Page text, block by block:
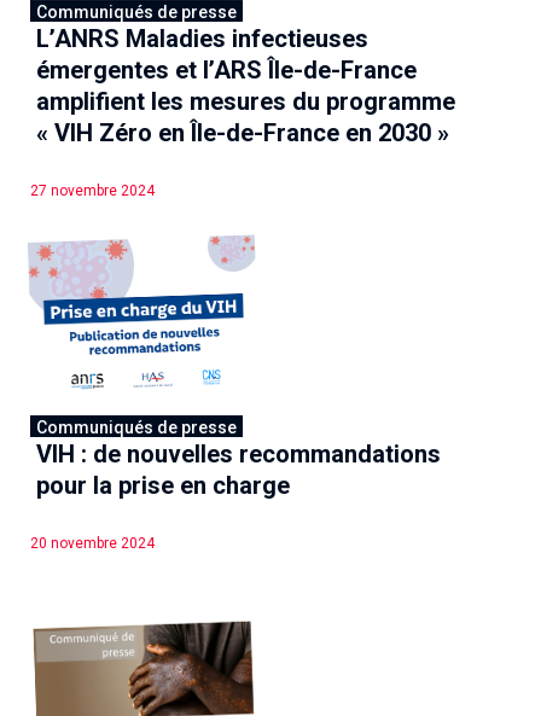
Communiqués de presse
L’ANRS Maladies infectieuses
émergentes et l’ARS Île-de-France
amplifient les mesures du programme
« VIH Zéro en Île-de-France en 2030 »
27 novembre 2024
Communiqués de presse
VIH : de nouvelles recommandations
pour la prise en charge
20 novembre 2024